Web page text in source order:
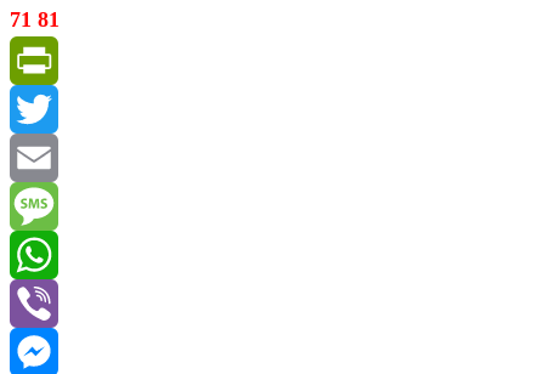
71 81
PrintFriendly
Twitter
Email
Message
WhatsApp
Viber